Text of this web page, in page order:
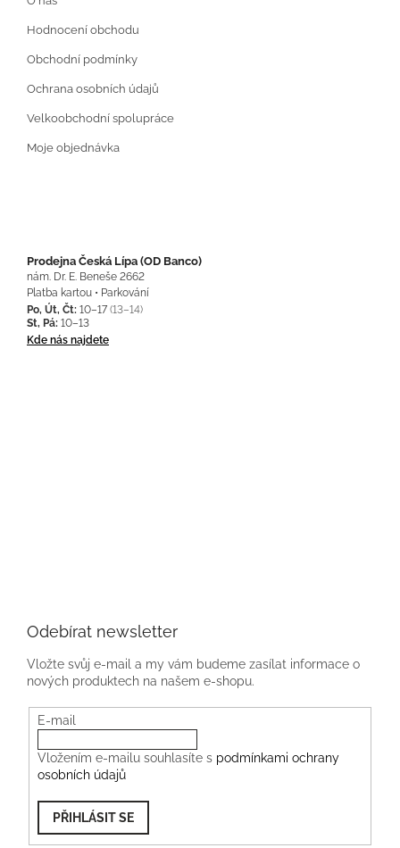
Hodnocení obchodu
Obchodní podmínky
Ochrana osobních údajů
Velkoobchodní spolupráce
Moje objednávka
Prodejna Česká Lípa (OD Banco)
nám. Dr. E. Beneše 2662
Platba kartou • Parkování
Po, Út, Čt: 10–17 (13–14)
St, Pá: 10–13
Kde nás najdete
Odebírat newsletter
Vložte svůj e-mail a my vám budeme zasílat informace o
nových produktech na našem e-shopu.
E-mail
Vložením e-mailu souhlasíte s podmínkami ochrany
osobních údajů
PŘIHLÁSIT SE